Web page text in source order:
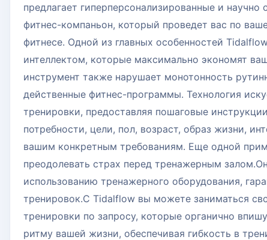
предлагает гиперперсонализированные и
фитнес-компаньон, который проведет вас по
фитнесе. Одной из главных особенностей
интеллектом, которые максимально экономят
инструмент также нарушает монотонность
действенные фитнес-программы. Технология
тренировки, предоставляя пошаговые
потребности, цели, пол, возраст, образ жизни,
вашим конкретным требованиям. Еще одной
преодолевать страх перед тренажерным
использованию тренажерного оборудования,
тренировок.С Tidalflow вы можете заниматься
тренировки по запросу, которые органично
ритму вашей жизни, обеспечивая гибкость в